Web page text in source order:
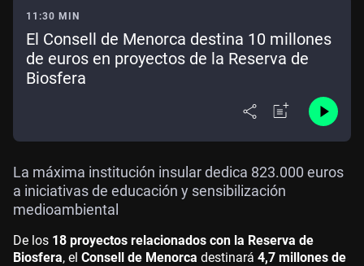
11:30 MIN
El Consell de Menorca destina 10 millones
de euros en proyectos de la Reserva de
Biosfera
La máxima institución insular dedica 823.000 euros
a iniciativas de educación y sensibilización
medioambiental
De los 18 proyectos relacionados con la Reserva de
Biosfera, el Consell de Menorca destinará 4,7 millones de